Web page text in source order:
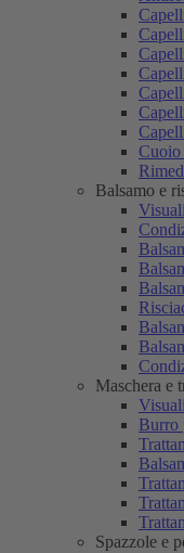
Cuoio
Balsamo e
Maschera e
Burro
Spazzole e